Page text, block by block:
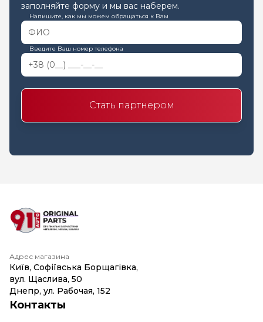
заполняйте форму и мы вас наберем.
Напишите, как мы можем обращаться к Вам
Введите Ваш номер телефона
Стать партнером
Адрес магазина
Київ, Софіївська Борщагівка,
вул. Щаслива, 50
Днепр, ул. Рабочая, 152
Контакты